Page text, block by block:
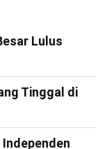
Lulus
Tinggal di